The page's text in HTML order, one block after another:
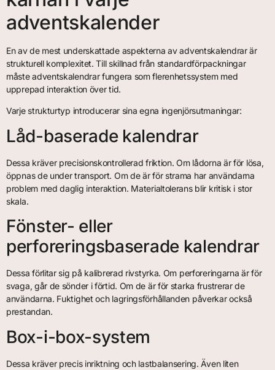
adventskalender
En av de mest underskattade aspekterna av adventskalendrar är
strukturell komplexitet. Till skillnad från standardförpackningar
måste adventskalendrar fungera som flerenhetssystem med
upprepad interaktion över tid.
Varje strukturtyp introducerar sina egna ingenjörsutmaningar:
Låd-baserade kalendrar
Dessa kräver precisionskontrollerad friktion. Om lådorna är för lösa,
öppnas de under transport. Om de är för strama har användarna
problem med daglig interaktion. Materialtolerans blir kritisk i stor
skala.
Fönster- eller
perforeringsbaserade kalendrar
Dessa förlitar sig på kalibrerad rivstyrka. Om perforeringarna är för
svaga, går de sönder i förtid. Om de är för starka frustrerar de
användarna. Fuktighet och lagringsförhållanden påverkar också
prestandan.
Box-i-box-system
Dessa kräver precis inriktning och lastbalansering. Även liten